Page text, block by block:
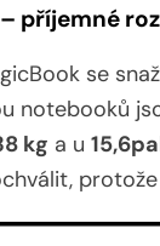
příjemné
se
notebooků
kg a u